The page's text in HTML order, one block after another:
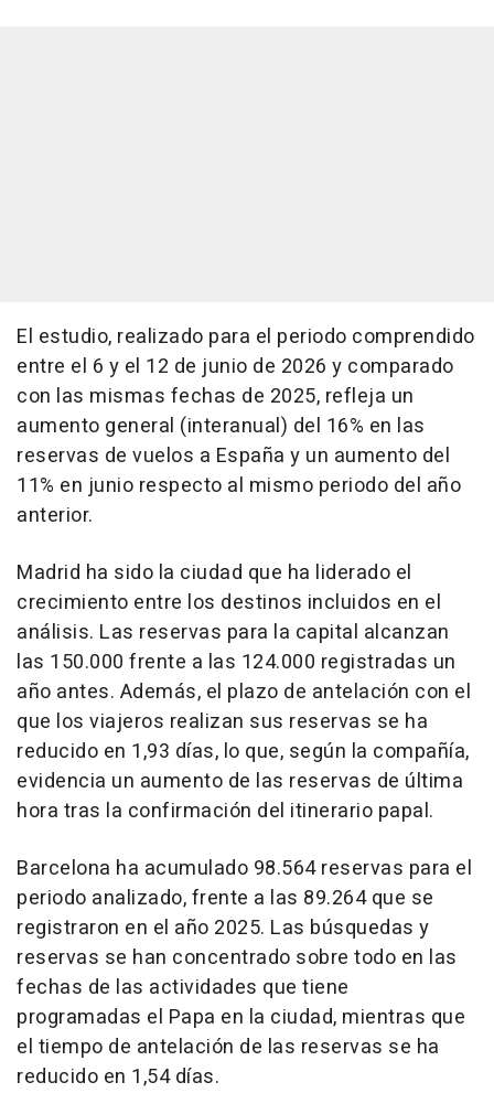
El estudio, realizado para el periodo comprendido
entre el 6 y el 12 de junio de 2026 y comparado
con las mismas fechas de 2025, refleja un
aumento general (interanual) del 16% en las
reservas de vuelos a España y un aumento del
11% en junio respecto al mismo periodo del año
anterior.
Madrid ha sido la ciudad que ha liderado el
crecimiento entre los destinos incluidos en el
análisis. Las reservas para la capital alcanzan
las 150.000 frente a las 124.000 registradas un
año antes. Además, el plazo de antelación con el
que los viajeros realizan sus reservas se ha
reducido en 1,93 días, lo que, según la compañía,
evidencia un aumento de las reservas de última
hora tras la confirmación del itinerario papal.
Barcelona ha acumulado 98.564 reservas para el
periodo analizado, frente a las 89.264 que se
registraron en el año 2025. Las búsquedas y
reservas se han concentrado sobre todo en las
fechas de las actividades que tiene
programadas el Papa en la ciudad, mientras que
el tiempo de antelación de las reservas se ha
reducido en 1,54 días.